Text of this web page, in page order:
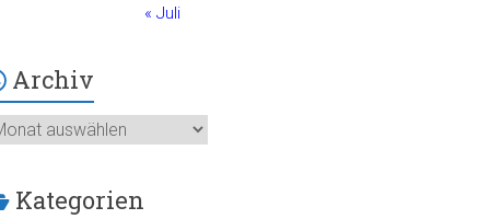
« Juli
Archiv
Kategorien